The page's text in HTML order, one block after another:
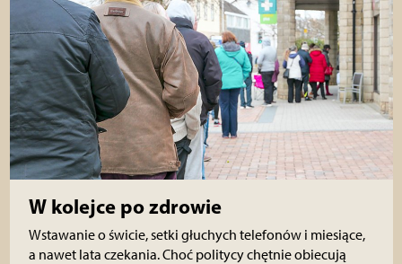
W kolejce po zdrowie
Wstawanie o świcie, setki głuchych telefonów i miesiące,
a nawet lata czekania. Choć politycy chętnie obiecują